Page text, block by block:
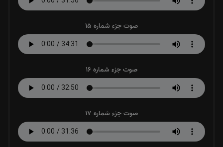
صوت جزء شماره 15
صوت جزء شماره 16
صوت جزء شماره 17